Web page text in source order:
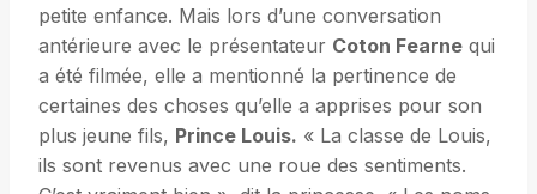
petite enfance. Mais lors d’une conversation
antérieure avec le présentateur Coton Fearne qui
a été filmée, elle a mentionné la pertinence de
certaines des choses qu’elle a apprises pour son
plus jeune fils, Prince Louis. « La classe de Louis,
ils sont revenus avec une roue des sentiments.